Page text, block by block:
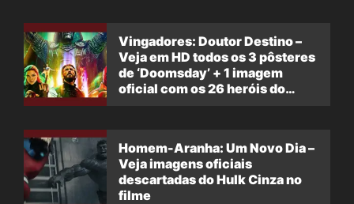
Vingadores: Doutor Destino –
Veja em HD todos os 3 pôsteres
de ‘Doomsday’ + 1 imagem
oficial com os 26 heróis do
Homem-Aranha: Um Novo Dia –
Veja imagens oficiais
descartadas do Hulk Cinza no
filme